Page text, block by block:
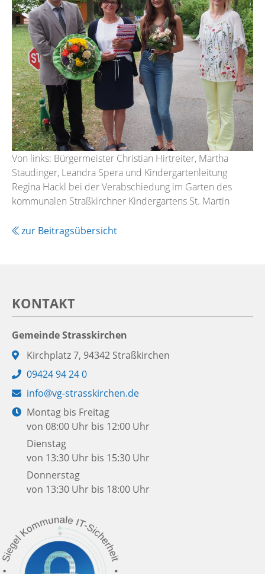
Von links: Bürgermeister Christian Hirtreiter, Martha
Staudinger, Leandra Spera und Kindergartenleitung
Regina Hackl bei der Verabschiedung im Garten des
kommunalen Straßkirchner Kindergartens St. Martin
zur Beitragsübersicht
KONTAKT
Gemeinde Strasskirchen
Adresse:
Kirchplatz 7, 94342 Straßkirchen
Telefon:
09424 94 24 0
E-
Mail:
info@vg-strasskirchen.de
Öffnungszeiten:
Montag bis Freitag
von 08:00 Uhr bis 12:00 Uhr
Dienstag
von 13:30 Uhr bis 15:30 Uhr
Donnerstag
von 13:30 Uhr bis 18:00 Uhr